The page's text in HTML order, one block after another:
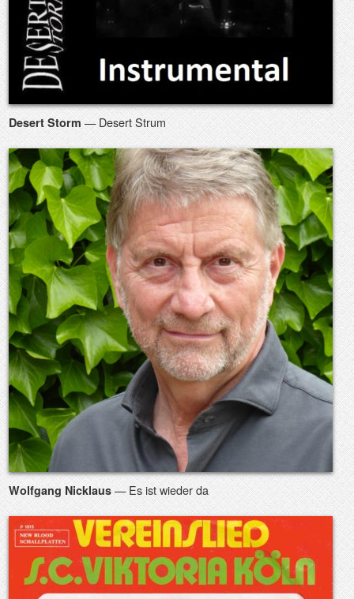
Desert Storm— Desert Strum
Wolfgang Nicklaus— Es ist wieder da